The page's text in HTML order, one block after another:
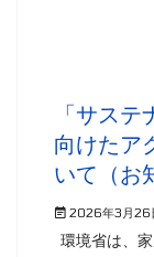
「サス
向けたア
いて（お
2026年3月26
環境省は、